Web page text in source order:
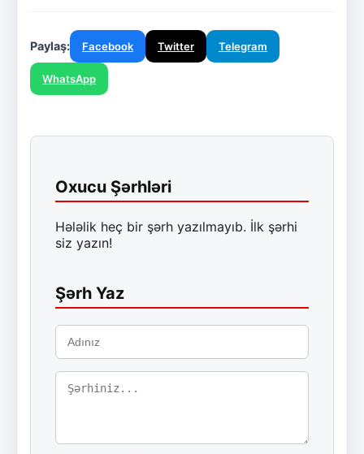
Paylaş: Facebook Twitter Telegram
WhatsApp
Oxucu Şərhləri
Hələlik heç bir şərh yazılmayıb. İlk şərhi
siz yazın!
Şərh Yaz